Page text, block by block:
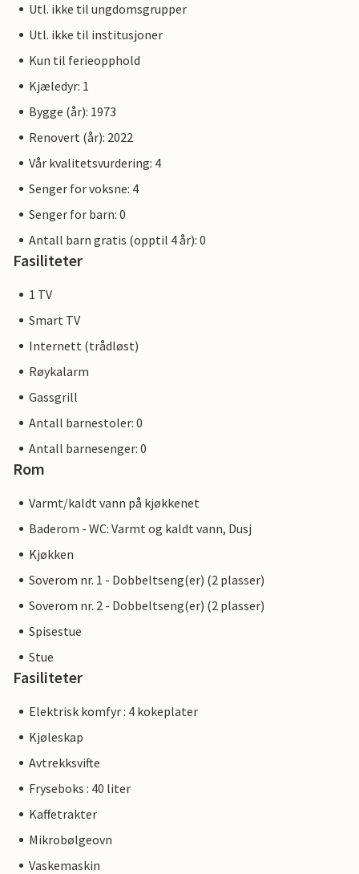
Utl. ikke til ungdomsgrupper
Utl. ikke til institusjoner
Kun til ferieopphold
Kjæledyr: 1
Bygge (år): 1973
Renovert (år): 2022
Vår kvalitetsvurdering: 4
Senger for voksne: 4
Senger for barn: 0
Antall barn gratis (opptil 4 år): 0
Fasiliteter
1 TV
Smart TV
Internett (trådløst)
Røykalarm
Gassgrill
Antall barnestoler: 0
Antall barnesenger: 0
Rom
Varmt/kaldt vann på kjøkkenet
Baderom - WC: Varmt og kaldt vann, Dusj
Kjøkken
Soverom nr. 1 - Dobbeltseng(er) (2 plasser)
Soverom nr. 2 - Dobbeltseng(er) (2 plasser)
Spisestue
Stue
Fasiliteter
Elektrisk komfyr : 4 kokeplater
Kjøleskap
Avtrekksvifte
Fryseboks : 40 liter
Kaffetrakter
Mikrobølgeovn
Vaskemaskin